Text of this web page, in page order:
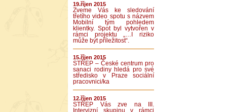
19.říjen 2015
Zveme Vás ke sledování
třetího video spotu s názvem
Mobilní tým pohledem
klientky. Spot byl vytvořen v
rámci projektu „…I riziko
může být příležitost“.
15.říjen 2015
STŘEP – České centrum pro
sanaci rodiny hledá pro své
středisko v Praze sociální
pracovnici/ka
12.říjen 2015
STŘEP Vás zve na III.
Intervizní skupinu v rámci